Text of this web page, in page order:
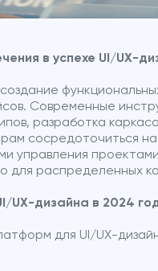
в успехе UI/UX-
Современные
разработка
сосредоточиться
управления
для распределенных
UX-дизайна в 2024
для UI/UX-